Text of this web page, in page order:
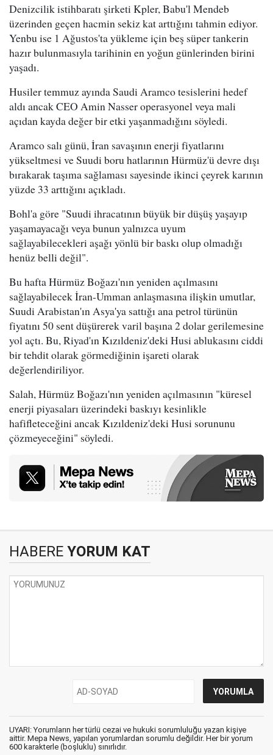
Denizcilik istihbaratı şirketi Kpler, Babu'l Mendeb
üzerinden geçen hacmin sekiz kat arttığını tahmin ediyor.
Yenbu ise 1 Ağustos'ta yükleme için beş süper tankerin
hazır bulunmasıyla tarihinin en yoğun günlerinden birini
yaşadı.
Husiler temmuz ayında Saudi Aramco tesislerini hedef
aldı ancak CEO Amin Nasser operasyonel veya mali
açıdan kayda değer bir etki yaşanmadığını söyledi.
Aramco salı günü, İran savaşının enerji fiyatlarını
yükseltmesi ve Suudi boru hatlarının Hürmüz'ü devre dışı
bırakarak taşıma sağlaması sayesinde ikinci çeyrek karının
yüzde 33 arttığını açıkladı.
Bohl'a göre "Suudi ihracatının büyük bir düşüş yaşayıp
yaşamayacağı veya bunun yalnızca uyum
sağlayabilecekleri aşağı yönlü bir baskı olup olmadığı
henüz belli değil".
Bu hafta Hürmüz Boğazı'nın yeniden açılmasını
sağlayabilecek İran-Umman anlaşmasına ilişkin umutlar,
Suudi Arabistan'ın Asya'ya sattığı ana petrol türünün
fiyatını 50 sent düşürerek varil başına 2 dolar gerilemesine
yol açtı. Bu, Riyad'ın Kızıldeniz'deki Husi ablukasını ciddi
bir tehdit olarak görmediğinin işareti olarak
değerlendiriliyor.
Salah, Hürmüz Boğazı'nın yeniden açılmasının "küresel
enerji piyasaları üzerindeki baskıyı kesinlikle
hafifleteceğini ancak Kızıldeniz'deki Husi sorununu
çözmeyeceğini" söyledi.
HABERE YORUM KAT
UYARI: Yorumların her türlü cezai ve hukuki sorumluluğu yazan kişiye
aittir. Mepa News, yapılan yorumlardan sorumlu değildir. Her bir yorum
600 karakterle (boşluklu) sınırlıdır.